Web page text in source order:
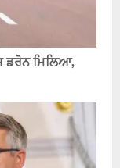
ਡਰੋਨ ਮਿਲਿਆ,